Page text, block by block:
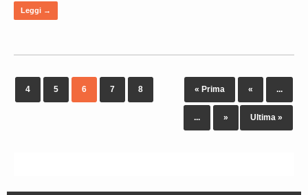
Leggi →
« Prima « ...
4 5 6 7 8
... » Ultima »